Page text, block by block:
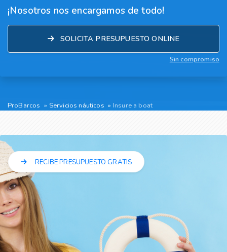
¡Nosotros nos encargamos de todo!
SOLICITA PRESUPUESTO ONLINE
Sin compromiso
ProBarcos Servicios náuticos Insure a boat
RECIBE PRESUPUESTO GRATIS